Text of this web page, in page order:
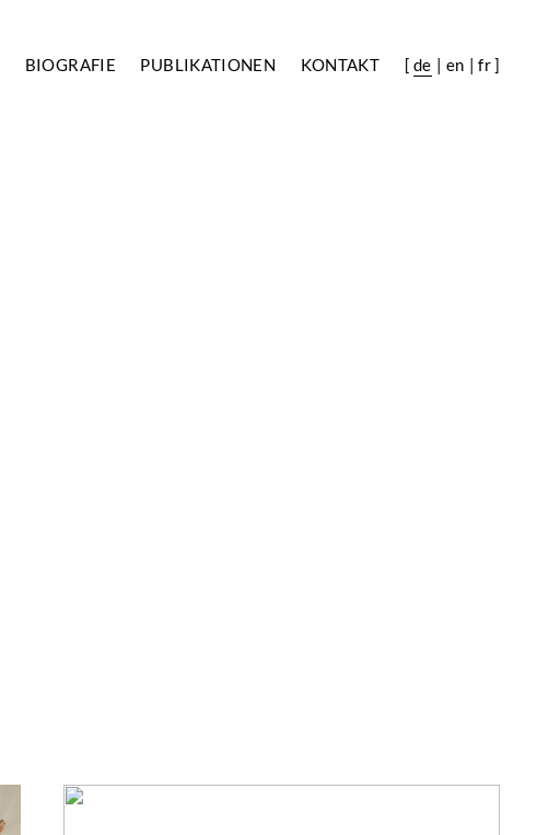
BIOGRAFIE PUBLIKATIONEN KONTAKT [ de en fr]